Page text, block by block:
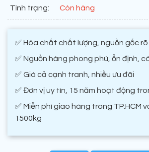
Tình trạng: Còn hàng
✅ Hóa chất chất lượng, nguồn gốc
✅ Nguồn hàng phong phú, ổn định,
✅ Giá cả cạnh tranh, nhiều ưu đãi
✅ Đơn vị uy tín, 15 năm hoạt động
✅ Miễn phí giao hàng trong TP.HCM
1500kg